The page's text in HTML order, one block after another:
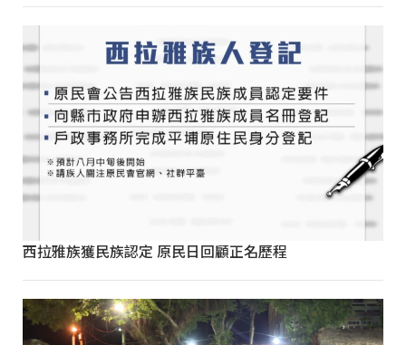
西拉雅族獲民族認定 原民日回顧正名歷程